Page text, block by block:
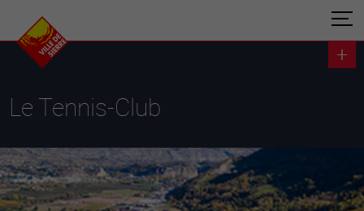
Le Tennis-Club